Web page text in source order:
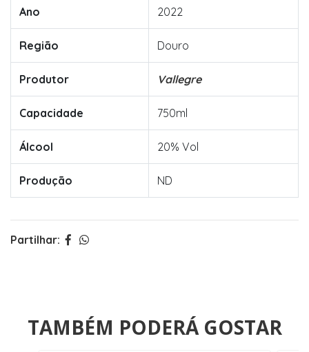
Ano 2022
Região Douro
Produtor Vallegre
Capacidade 750ml
Álcool 20% Vol
Produção ND
Partilhar:
TAMBÉM PODERÁ GOSTAR